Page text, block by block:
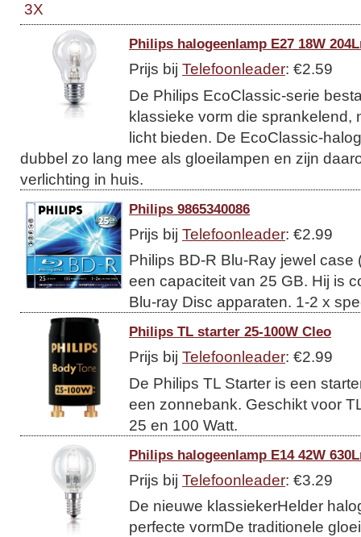
Philips halogeenlamp E27 18W
Prijs bij Telefoonleader: €2.59
De Philips EcoClassic-serie
klassieke vorm die sprankelend,
licht bieden. De EcoClassic-
dubbel zo lang mee als gloeilampen en zijn
verlichting in huis.
Philips 9865340086
Prijs bij Telefoonleader: €2.99
Philips BD-R Blu-Ray jewel case
een capaciteit van 25 GB. Hij is
Blu-ray Disc apparaten. 1-2 x
Philips TL starter 25-100W Cleo
Prijs bij Telefoonleader: €2.99
De Philips TL Starter is een
een zonnebank. Geschikt voor
25 en 100 Watt.
Philips halogeenlamp E14 42W
Prijs bij Telefoonleader: €3.29
De nieuwe klassiekerHelder
perfecte vormDe traditionele